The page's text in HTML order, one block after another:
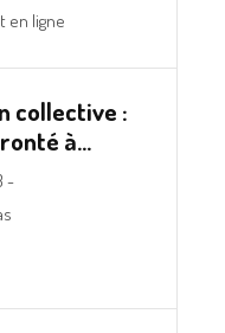
et la
?
en ligne
collective :
à
en
-